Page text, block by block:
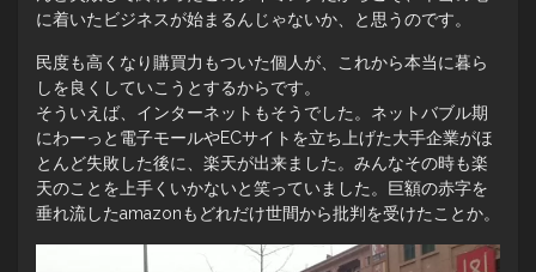
に着いたビジネスが始まるんじゃないか、と思うのです。
民度も高くなり購買力もついた個人が、これから本当に暮ら
しを良くしていこうとするからです。
そういえば、インターネットもそうでした。ネットバブル期
にわーっと電子モールやECサイトを立ち上げた大手企業がほ
とんど失敗した後に、楽天が出来ました。みんなその時も楽
天のことを上手くいかないと笑っていました。巨額の赤字を
垂れ流したamazonもどれだけ世間から批判を受けたことか。